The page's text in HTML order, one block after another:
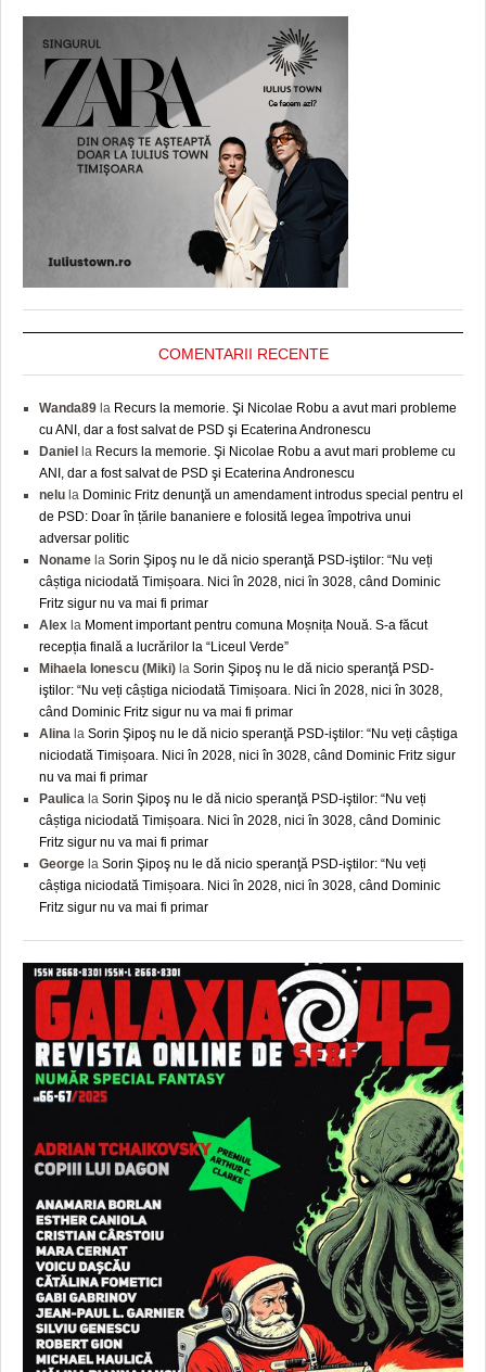
COMENTARII RECENTE
Wanda89 la Recurs la memorie. Şi Nicolae Robu a avut mari probleme
cu ANI, dar a fost salvat de PSD şi Ecaterina Andronescu
Daniel la Recurs la memorie. Şi Nicolae Robu a avut mari probleme cu
ANI, dar a fost salvat de PSD şi Ecaterina Andronescu
nelu la Dominic Fritz denunţă un amendament introdus special pentru el
de PSD: Doar în țările bananiere e folosită legea împotriva unui
adversar politic
Noname la Sorin Şipoş nu le dă nicio speranţă PSD-iştilor: “Nu veți
câștiga niciodată Timișoara. Nici în 2028, nici în 3028, când Dominic
Fritz sigur nu va mai fi primar
Alex la Moment important pentru comuna Moșnița Nouă. S-a făcut
recepția finală a lucrărilor la “Liceul Verde”
Mihaela Ionescu (Miki) la Sorin Şipoş nu le dă nicio speranţă PSD-
iştilor: “Nu veți câștiga niciodată Timișoara. Nici în 2028, nici în 3028,
când Dominic Fritz sigur nu va mai fi primar
Alina la Sorin Şipoş nu le dă nicio speranţă PSD-iştilor: “Nu veți câștiga
niciodată Timișoara. Nici în 2028, nici în 3028, când Dominic Fritz sigur
nu va mai fi primar
Paulica la Sorin Şipoş nu le dă nicio speranţă PSD-iştilor: “Nu veți
câștiga niciodată Timișoara. Nici în 2028, nici în 3028, când Dominic
Fritz sigur nu va mai fi primar
George la Sorin Şipoş nu le dă nicio speranţă PSD-iştilor: “Nu veți
câștiga niciodată Timișoara. Nici în 2028, nici în 3028, când Dominic
Fritz sigur nu va mai fi primar